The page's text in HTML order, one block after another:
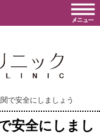
で安全にしましょう
安全にしまし